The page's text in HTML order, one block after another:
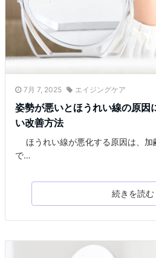
7月 7, 2025 エイジングケア
姿勢が悪いとほうれい線の原
い改善方法
ほうれい線が悪化する原因は、加
で…
続きを読む